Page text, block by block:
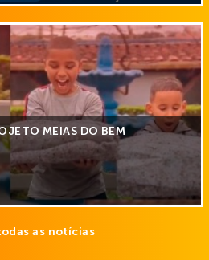
MEIAS DO BEM
as notícias